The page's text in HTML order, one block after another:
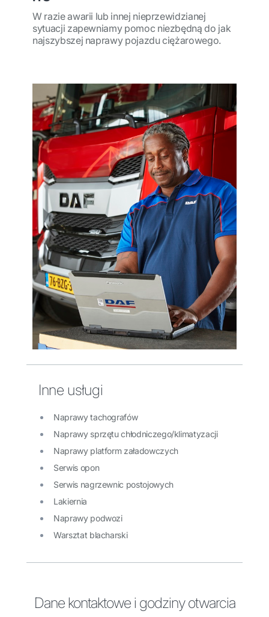
W razie awarii lub innej nieprzewidzianej
sytuacji zapewniamy pomoc niezbędną do jak
najszybszej naprawy pojazdu ciężarowego.
Inne usługi
Naprawy tachografów
Naprawy sprzętu chłodniczego/klimatyzacji
Naprawy platform załadowczych
Serwis opon
Serwis nagrzewnic postojowych
Lakiernia
Naprawy podwozi
Warsztat blacharski
Dane kontaktowe i godziny otwarcia